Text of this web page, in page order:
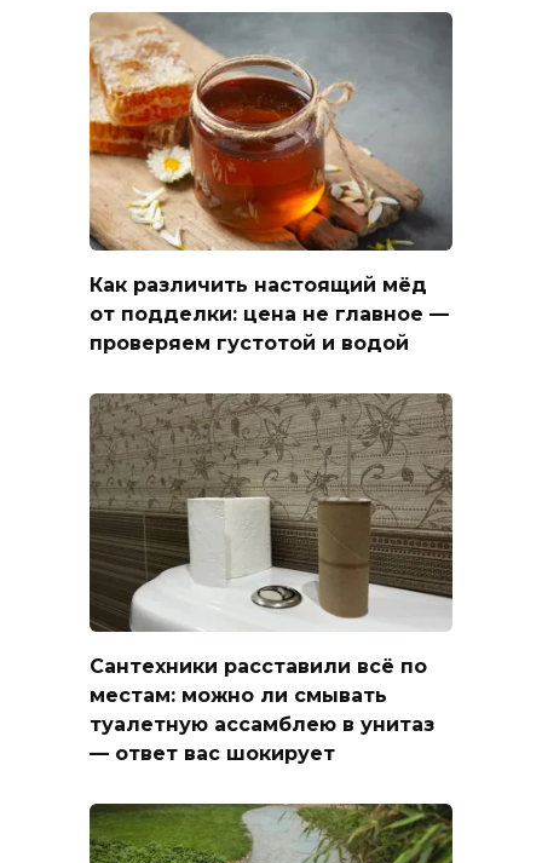
Как различить настоящий мёд
от подделки: цена не главное —
проверяем густотой и водой
Сантехники расставили всё по
местам: можно ли смывать
туалетную ассамблею в унитаз
— ответ вас шокирует